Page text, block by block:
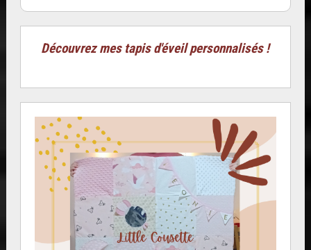
Découvrez mes tapis d'éveil personnalisés !